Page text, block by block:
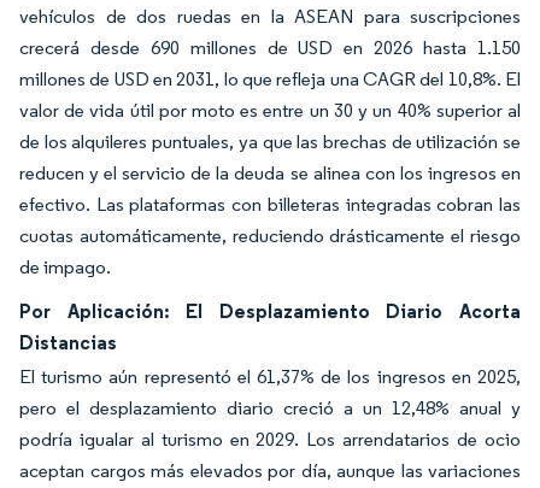
vehículos de dos ruedas en la ASEAN para suscripciones
crecerá desde 690 millones de USD en 2026 hasta 1.150
millones de USD en 2031, lo que refleja una CAGR del 10,8%. El
valor de vida útil por moto es entre un 30 y un 40% superior al
de los alquileres puntuales, ya que las brechas de utilización se
reducen y el servicio de la deuda se alinea con los ingresos en
efectivo. Las plataformas con billeteras integradas cobran las
cuotas automáticamente, reduciendo drásticamente el riesgo
de impago.
Por Aplicación: El Desplazamiento Diario Acorta
Distancias
El turismo aún representó el 61,37% de los ingresos en 2025,
pero el desplazamiento diario creció a un 12,48% anual y
podría igualar al turismo en 2029. Los arrendatarios de ocio
aceptan cargos más elevados por día, aunque las variaciones